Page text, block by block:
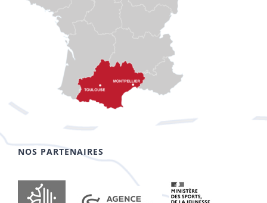
NOS PARTENAIRES